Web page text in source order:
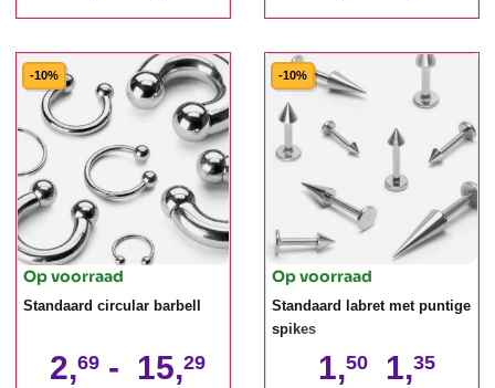
-10%
Op voorraad
Standaard circular barbell
2,69 - 15,29
-10%
Op voorraad
Standaard labret met puntige
spikes
1,50 1,35